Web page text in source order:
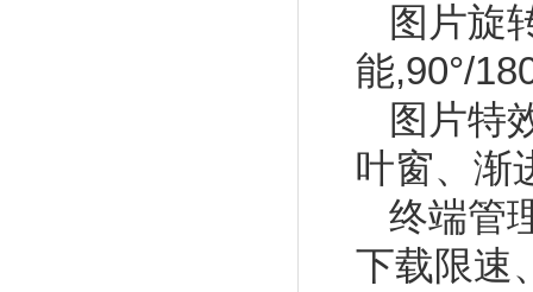
图片旋
能,90°/
图片特
叶窗、渐
终端管
下载限速